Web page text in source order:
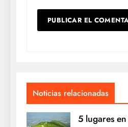
Noticias relacionadas
5 lugares